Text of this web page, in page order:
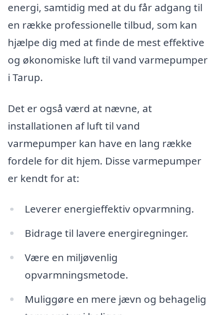
energi, samtidig med at du får adgang til
en række professionelle tilbud, som kan
hjælpe dig med at finde de mest effektive
og økonomiske luft til vand varmepumper
i Tarup.
Det er også værd at nævne, at
installationen af luft til vand
varmepumper kan have en lang række
fordele for dit hjem. Disse varmepumper
er kendt for at:
Leverer energieffektiv opvarmning.
Bidrage til lavere energiregninger.
Være en miljøvenlig
opvarmningsmetode.
Muliggøre en mere jævn og behagelig